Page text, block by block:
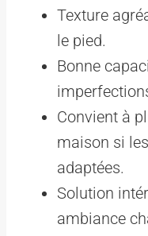
Texture
le pied.
Bonne
Convient à
maison si
adaptées.
Solution
ambiance